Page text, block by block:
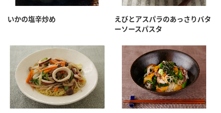
いかの塩辛炒め
えびとアスパラのあっさりバタ
ーソースパスタ